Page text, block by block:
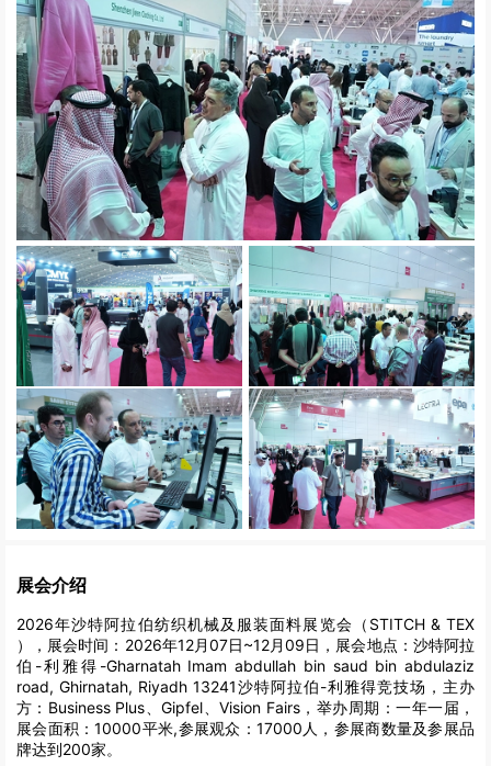
展会介绍
2026年沙特阿拉伯纺织机械及服装面料展览会（STITCH & TEX
），展会时间：2026年12月07日~12月09日，展会地点：沙特阿拉
伯-利雅得-Gharnatah Imam abdullah bin saud bin abdulaziz
road, Ghirnatah, Riyadh 13241沙特阿拉伯-利雅得竞技场，主办
方：Business Plus、Gipfel、Vision Fairs，举办周期：一年一届，
展会面积：10000平米,参展观众：17000人，参展商数量及参展品
牌达到200家。